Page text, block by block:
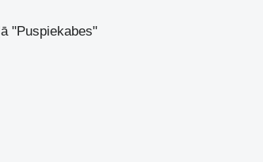
"Puspiekabes"